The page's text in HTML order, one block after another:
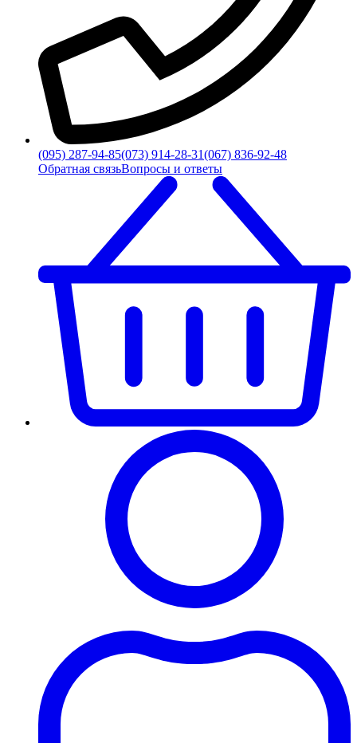
(095) 287-94-85(073) 914-28-31(067) 836-92-48
Обратная связьВопросы и ответы